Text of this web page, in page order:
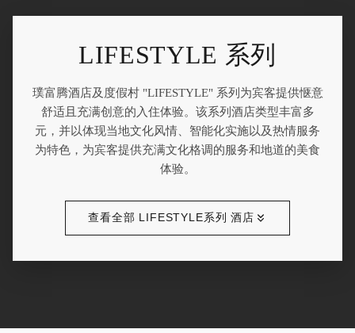
LIFESTYLE 系列
璞富腾酒店及度假村 "LIFESTYLE" 系列为宾客提供惬意
舒适且充满创意的入住体验。该系列酒店类型丰富多
元，并以体现当地文化风情、智能化实施以及热情服务
为特色，为宾客提供充满文化格调的服务和地道的美食
体验。
查看全部 LIFESTYLE系列 酒店